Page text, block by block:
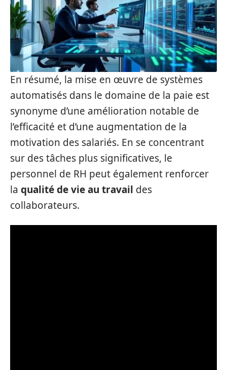
En résumé, la mise en œuvre de systèmes
automatisés dans le domaine de la paie est
synonyme d’une amélioration notable de
l’efficacité et d’une augmentation de la
motivation des salariés. En se concentrant
sur des tâches plus significatives, le
personnel de RH peut également renforcer
la qualité de vie au travail des
collaborateurs.